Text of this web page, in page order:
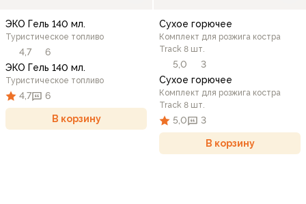
ЭКО Гель 140 мл.
Туристическое топливо
4,7
6
ЭКО Гель 140 мл.
Туристическое топливо
4,7 6
В корзину
Сухое горючее
Комплект для розжига костра
Track 8 шт.
5,0
3
Сухое горючее
Комплект для розжига костра
Track 8 шт.
5,0 3
В корзину